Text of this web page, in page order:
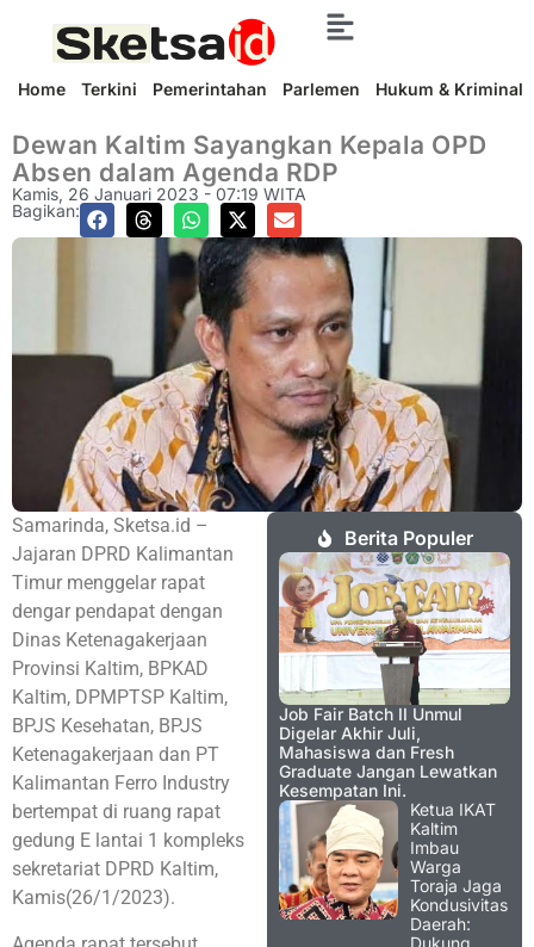
Home Terkini Pemerintahan Parlemen Hukum & Kriminal
Dewan Kaltim Sayangkan Kepala OPD
Absen dalam Agenda RDP
Kamis, 26 Januari 2023 - 07:19 WITA
Bagikan:
Samarinda, Sketsa.id –
Jajaran DPRD Kalimantan
Timur menggelar rapat
dengar pendapat dengan
Dinas Ketenagakerjaan
Provinsi Kaltim, BPKAD
Kaltim, DPMPTSP Kaltim,
BPJS Kesehatan, BPJS
Ketenagakerjaan dan PT
Kalimantan Ferro Industry
bertempat di ruang rapat
gedung E lantai 1 kompleks
sekretariat DPRD Kaltim,
Kamis(26/1/2023).
Berita Populer
Job Fair Batch II Unmul
Digelar Akhir Juli,
Mahasiswa dan Fresh
Graduate Jangan Lewatkan
Kesempatan Ini.
Ketua IKAT
Kaltim
Imbau
Warga
Toraja Jaga
Kondusivitas
Daerah:
Dukung